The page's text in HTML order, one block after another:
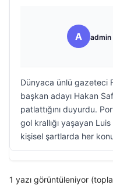
A admin
Dünyaca ünlü gazeteci
başkan adayı Hakan
patlattığını duyurdu.
gol krallığı yaşayan
kişisel şartlarda her
1 yazı görüntüleniyor